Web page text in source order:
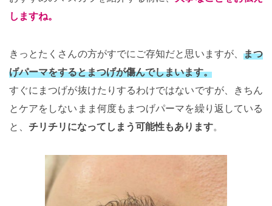
しますね。
きっとたくさんの方がすでにご存知だと思いますが、 まつ
げパーマをするとまつげが傷んでしまいます。
すぐにまつげが抜けたりするわけではないですが、きちん
とケアをしないまま何度もまつげパーマを繰り返している
と、 チリチリになってしまう可能性もあります。